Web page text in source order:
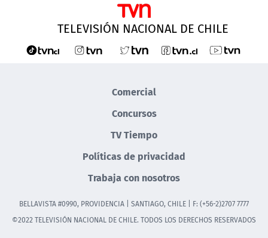
TELEVISIÓN NACIONAL DE CHILE
Comercial
Concursos
TV Tiempo
Políticas de privacidad
Trabaja con nosotros
BELLAVISTA #0990, PROVIDENCIA | SANTIAGO, CHILE | F: (+56-2)2707 7777
©2022 TELEVISIÓN NACIONAL DE CHILE. TODOS LOS DERECHOS RESERVADOS